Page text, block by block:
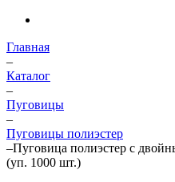
Главная
–
Каталог
–
Пуговицы
–
Пуговицы полиэстер
–Пуговица полиэстер с
(уп. 1000 шт.)